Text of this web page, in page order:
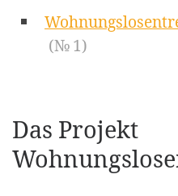
(№ 1)
Das Projekt